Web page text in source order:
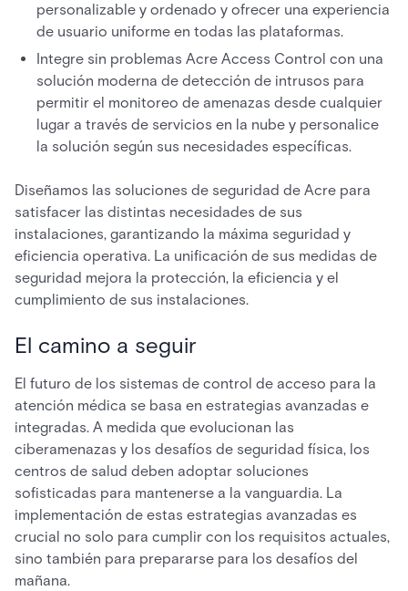
personalizable y ordenado y ofrecer una experiencia
de usuario uniforme en todas las plataformas.
Integre sin problemas Acre Access Control con una
solución moderna de detección de intrusos para
permitir el monitoreo de amenazas desde cualquier
lugar a través de servicios en la nube y personalice
la solución según sus necesidades específicas.
Diseñamos las soluciones de seguridad de Acre para
satisfacer las distintas necesidades de sus
instalaciones, garantizando la máxima seguridad y
eficiencia operativa. La unificación de sus medidas de
seguridad mejora la protección, la eficiencia y el
cumplimiento de sus instalaciones.
El camino a seguir
El futuro de los sistemas de control de acceso para la
atención médica se basa en estrategias avanzadas e
integradas. A medida que evolucionan las
ciberamenazas y los desafíos de seguridad física, los
centros de salud deben adoptar soluciones
sofisticadas para mantenerse a la vanguardia. La
implementación de estas estrategias avanzadas es
crucial no solo para cumplir con los requisitos actuales,
sino también para prepararse para los desafíos del
mañana.